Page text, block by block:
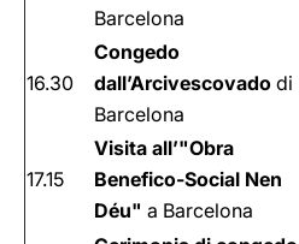
Barcelona
16.30
Congedo
dall’Arcivescovado di
Barcelona
17.15
Visita all’"Obra
Benefico-Social Nen
Déu" a Barcelona